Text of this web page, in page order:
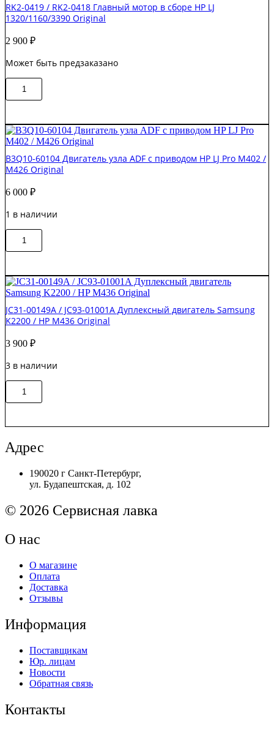
фотовала
HP
P4014/
Original
RK2-0419 / RK2-0418 Главный мотор в сборе HP LJ
1320/1160/3390 Original
2 900 ₽
Может быть предзаказано
Количество
товара
/
RK2-
0418
Главный
мотор
сборе
LJ
Original
B3Q10-60104 Двигатель узла ADF с приводом HP LJ Pro M402 /
M426 Original
6 000 ₽
1 в наличии
Количество
товара
Двигатель
узла
ADF
с
приводом
LJ
M402
M426
Original
JC31-00149A / JC93-01001A Дуплексный двигатель Samsung
K2200 / HP M436 Original
3 900 ₽
3 в наличии
Количество
товара
/
JC93-
01001A
двигатель
Samsung
/
HP
Original
Адрес
190020 г Санкт-Петербург,
ул. Будапештская, д. 102
© 2026 Сервисная лавка
О нас
О магазине
Оплата
Доставка
Отзывы
Информация
Поставщикам
Юр. лицам
Новости
Обратная связь
Контакты